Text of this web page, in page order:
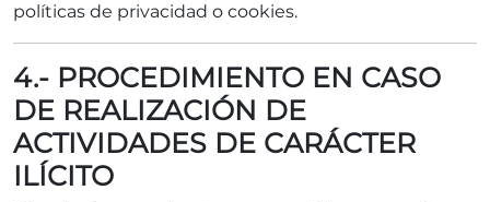
políticas de privacidad o cookies.
4.- PROCEDIMIENTO EN CASO
DE REALIZACIÓN DE
ACTIVIDADES DE CARÁCTER
ILÍCITO